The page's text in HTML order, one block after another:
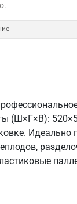
(Ш×Г×В):
Идеально